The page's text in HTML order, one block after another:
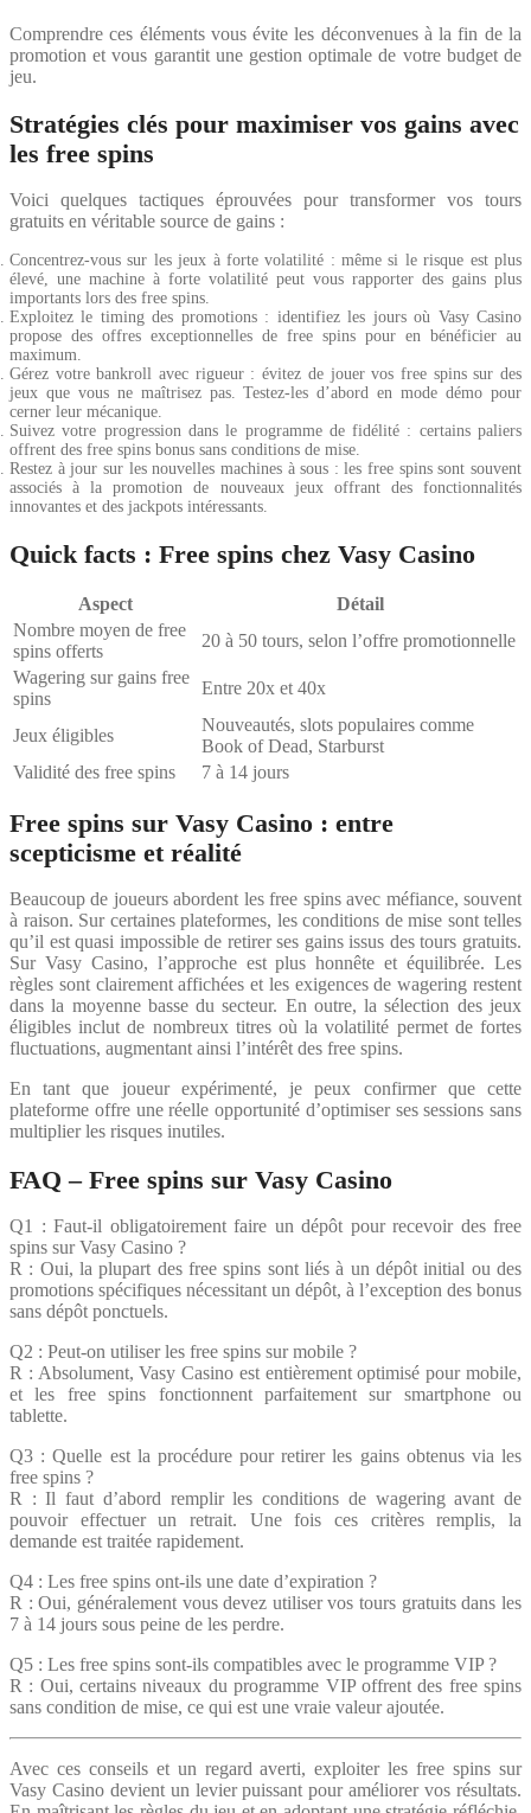
Comprendre ces éléments vous évite les déconvenues à la fin de la
promotion et vous garantit une gestion optimale de votre budget de
jeu.
Stratégies clés pour maximiser vos gains avec
les free spins
Voici quelques tactiques éprouvées pour transformer vos tours
gratuits en véritable source de gains :
Concentrez-vous sur les jeux à forte volatilité : même si le risque est plus
élevé, une machine à forte volatilité peut vous rapporter des gains plus
importants lors des free spins.
Exploitez le timing des promotions : identifiez les jours où Vasy Casino
propose des offres exceptionnelles de free spins pour en bénéficier au
maximum.
Gérez votre bankroll avec rigueur : évitez de jouer vos free spins sur des
jeux que vous ne maîtrisez pas. Testez-les d’abord en mode démo pour
cerner leur mécanique.
Suivez votre progression dans le programme de fidélité : certains paliers
offrent des free spins bonus sans conditions de mise.
Restez à jour sur les nouvelles machines à sous : les free spins sont souvent
associés à la promotion de nouveaux jeux offrant des fonctionnalités
innovantes et des jackpots intéressants.
Quick facts : Free spins chez Vasy Casino
Aspect
Détail
Nombre moyen de free
spins offerts
20 à 50 tours, selon l’offre promotionnelle
Wagering sur gains free
spins
Entre 20x et 40x
Jeux éligibles
Nouveautés, slots populaires comme
Book of Dead, Starburst
Validité des free spins
7 à 14 jours
Free spins sur Vasy Casino : entre
scepticisme et réalité
Beaucoup de joueurs abordent les free spins avec méfiance, souvent
à raison. Sur certaines plateformes, les conditions de mise sont telles
qu’il est quasi impossible de retirer ses gains issus des tours gratuits.
Sur Vasy Casino, l’approche est plus honnête et équilibrée. Les
règles sont clairement affichées et les exigences de wagering restent
dans la moyenne basse du secteur. En outre, la sélection des jeux
éligibles inclut de nombreux titres où la volatilité permet de fortes
fluctuations, augmentant ainsi l’intérêt des free spins.
En tant que joueur expérimenté, je peux confirmer que cette
plateforme offre une réelle opportunité d’optimiser ses sessions sans
multiplier les risques inutiles.
FAQ – Free spins sur Vasy Casino
Q1 : Faut-il obligatoirement faire un dépôt pour recevoir des free
spins sur Vasy Casino ?
R : Oui, la plupart des free spins sont liés à un dépôt initial ou des
promotions spécifiques nécessitant un dépôt, à l’exception des bonus
sans dépôt ponctuels.
Q2 : Peut-on utiliser les free spins sur mobile ?
R : Absolument, Vasy Casino est entièrement optimisé pour mobile,
et les free spins fonctionnent parfaitement sur smartphone ou
tablette.
Q3 : Quelle est la procédure pour retirer les gains obtenus via les
free spins ?
R : Il faut d’abord remplir les conditions de wagering avant de
pouvoir effectuer un retrait. Une fois ces critères remplis, la
demande est traitée rapidement.
Q4 : Les free spins ont-ils une date d’expiration ?
R : Oui, généralement vous devez utiliser vos tours gratuits dans les
7 à 14 jours sous peine de les perdre.
Q5 : Les free spins sont-ils compatibles avec le programme VIP ?
R : Oui, certains niveaux du programme VIP offrent des free spins
sans condition de mise, ce qui est une vraie valeur ajoutée.
Avec ces conseils et un regard averti, exploiter les free spins sur
Vasy Casino devient un levier puissant pour améliorer vos résultats.